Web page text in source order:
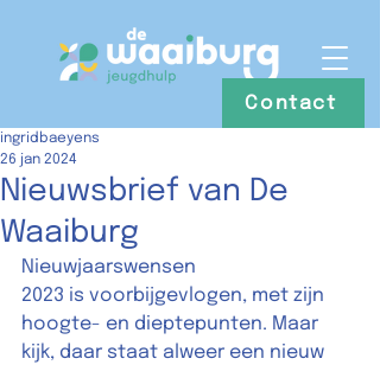
Contact
Nieuwsbrief van De
Waaiburg
ingridbaeyens
26 jan 2024
Nieuwjaarswensen
2023 is voorbijgevlogen, met zijn
hoogte- en dieptepunten. Maar
kijk, daar staat alweer een nieuw